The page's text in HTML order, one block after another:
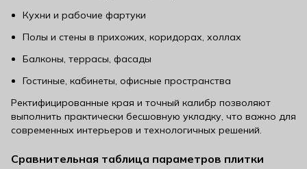
Кухни и рабочие фартуки
Полы и стены в прихожих, коридорах, холлах
Балконы, террасы, фасады
Гостиные, кабинеты, офисные пространства
Ректифицированные края и точный калибр позволяют
выполнить практически бесшовную укладку, что важно для
современных интерьеров и технологичных решений.
Сравнительная таблица параметров плитки